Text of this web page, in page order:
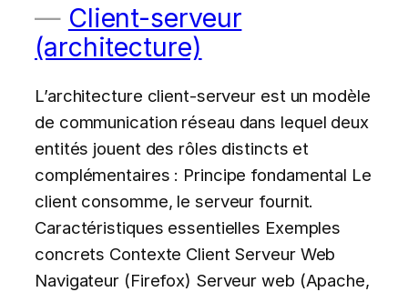
Client-serveur
(architecture)
L’architecture client-serveur est un modèle
de communication réseau dans lequel deux
entités jouent des rôles distincts et
complémentaires : Principe fondamental Le
client consomme, le serveur fournit.
Caractéristiques essentielles Exemples
concrets Contexte Client Serveur Web
Navigateur (Firefox) Serveur web (Apache,